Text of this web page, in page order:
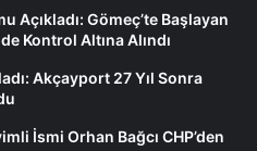
Açıkladı: Gömeç’te Başlayan
Kontrol Altına Alındı
Akçayport 27 Yıl Sonra
İsmi Orhan Bağcı CHP’den